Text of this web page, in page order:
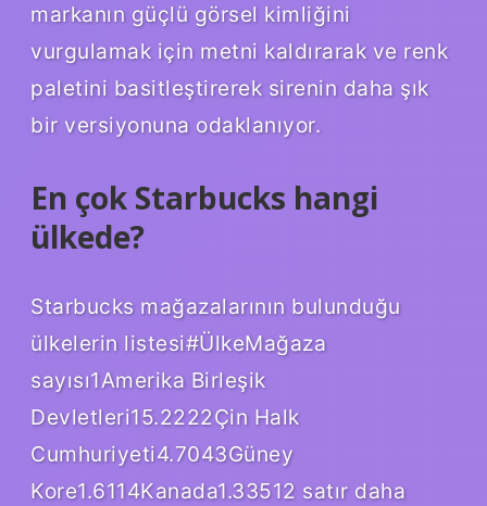
markanın güçlü görsel kimliğini
vurgulamak için metni kaldırarak ve renk
paletini basitleştirerek sirenin daha şık
bir versiyonuna odaklanıyor.
En çok Starbucks hangi
ülkede?
Starbucks mağazalarının bulunduğu
ülkelerin listesi#ÜlkeMağaza
sayısı1Amerika Birleşik
Devletleri15.2222Çin Halk
Cumhuriyeti4.7043Güney
Kore1.6114Kanada1.33512 satır daha